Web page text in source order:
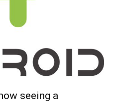
seeing a